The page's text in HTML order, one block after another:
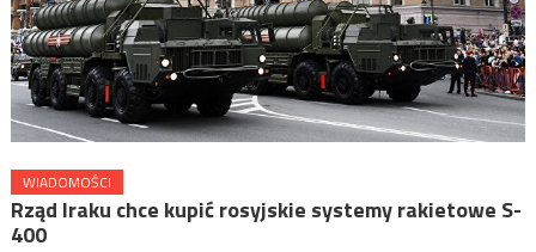
WIADOMOŚCI
Rząd Iraku chce kupić rosyjskie systemy rakietowe S-
400